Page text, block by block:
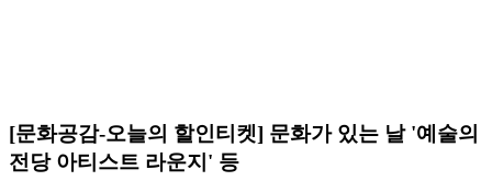
[문화공감-오늘의 할인티켓] 문화가 있는 날 '예술의
전당 아티스트 라운지' 등